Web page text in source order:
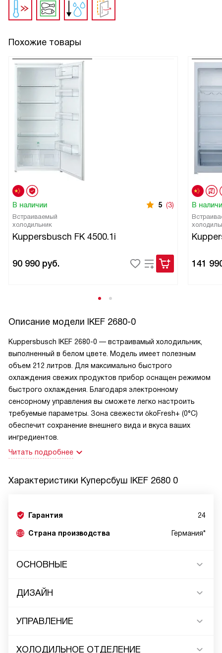
Похожие товары
В наличии 5 (3)
Встраиваемый
холодильник
Kuppersbusch FK 4500.1i
90 990 руб.
В
141
Описание модели IKEF 2680-0
Kuppersbusch IKEF 2680-0 — встраивамый холодильник,
выполненный в белом цвете. Модель имеет полезным
объем 212 литров. Для максимально быстрого
охлаждения свежих продуктов прибор оснащен режимом
быстрого охлаждения. Благодаря электронному
сенсорному управления вы сможете легко настроить
требуемые параметры. Зона свежести ökoFresh+ (0°C)
обеспечит сохранение внешнего вида и вкуса ваших
ингредиентов.
Читать подробнее
Характеристики Куперсбуш IKEF 2680 0
Гарантия 24
Страна производства Германия*
ОСНОВНЫЕ
ДИЗАЙН
УПРАВЛЕНИЕ
ХОЛОДИЛЬНОЕ ОТДЕЛЕНИЕ